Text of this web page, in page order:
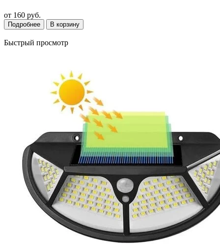
от 160 руб.
Подробнее В корзину
Быстрый просмотр